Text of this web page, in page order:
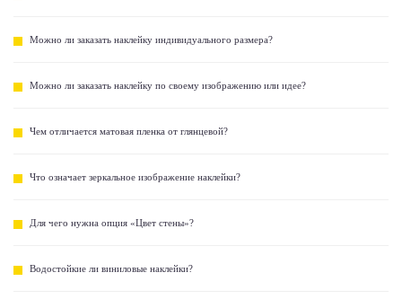
Можно ли заказать наклейку индивидуального размера?
Можно ли заказать наклейку по своему изображению или идее?
Чем отличается матовая пленка от глянцевой?
Что означает зеркальное изображение наклейки?
Для чего нужна опция «Цвет стены»?
Водостойкие ли виниловые наклейки?